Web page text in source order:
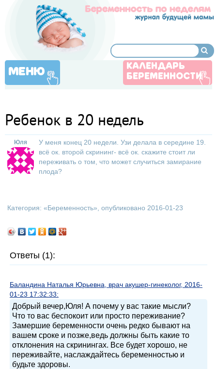
МЕНЮ
КАЛЕНДАРЬ
БЕРЕМЕННОСТИ
Ребенок в 20 недель
Юля
У меня конец 20 недели. Узи делала в середине 19.
всё ок. второй скрининг- всё ок. скажите стоит ли
переживать о том, что может случиться замирание
плода?
Категория: «Беременность», опубликовано 2016-01-23
Ответы (1):
Баландина Наталья Юрьевна, врач акушер-гинеколог, 2016-
01-23 17:32:33:
Добрый вечер,Юля! А почему у вас такие мысли?
Что то вас беспокоит или просто переживание?
Замершие беременности очень редко бывают на
вашем сроке и позже,ведь должны быть какие то
отклонения на скринингах. Все будет хорошо, не
переживайте, наслаждайтесь беременностью и
будьте здоровы.